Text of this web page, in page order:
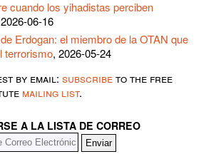
cuando los yihadistas perciben
06-16
Erdogan: el miembro de la OTAN que
terrorismo, 2026-05-24
by email: subscribeto the free
mailing list.
A LA LISTA DE CORREO